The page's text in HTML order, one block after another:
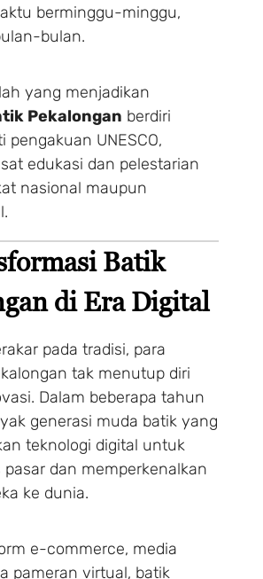
berminggu-minggu,
bulan.
yang menjadikan
Pekalongan berdiri
pengakuan UNESCO,
edukasi dan pelestarian
nasional maupun
Batik
di Era Digital
pada tradisi, para
tak menutup diri
Dalam beberapa tahun
generasi muda batik yang
teknologi digital untuk
dan memperkenalkan
ke dunia.
e-commerce, media
pameran virtual, batik